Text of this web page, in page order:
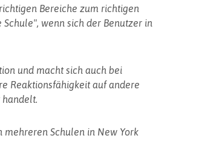
Bereiche zum richtigen
wenn sich der Benutzer in
und macht sich auch bei
Reaktionsfähigkeit auf andere
handelt.
Schulen in New York